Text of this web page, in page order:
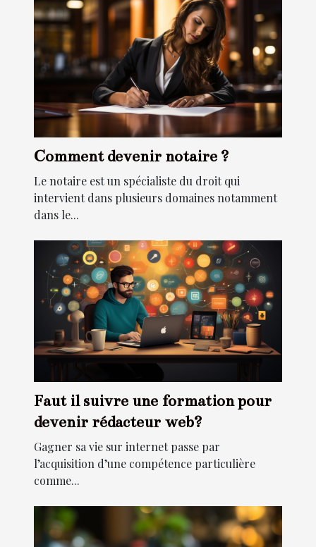
Comment devenir notaire ?
Le notaire est un spécialiste du droit qui
intervient dans plusieurs domaines notamment
dans le...
Faut il suivre une formation pour
devenir rédacteur web?
Gagner sa vie sur internet passe par
l’acquisition d’une compétence particulière
comme...